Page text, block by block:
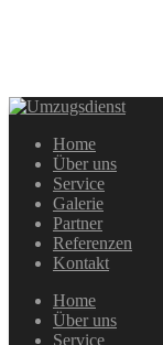
Home
Über uns
Service
Galerie
Partner
Referenzen
Kontakt
Home
Über uns
Service